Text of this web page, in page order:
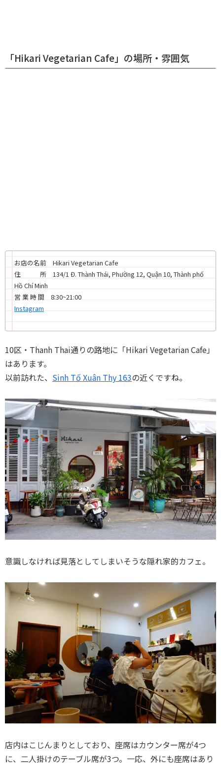
「Hikari Vegetarian Cafe」の場所・雰囲気
お店の名前 Hikari Vegetarian Cafe
住 所 134/1 Đ. Thành Thái, Phường 12, Quận 10, Thành phố
Hồ Chí Minh
営 業 時 間 8:30~21:00
Instagram
10区・Thanh Thai通りの路地に「Hikari Vegetarian Cafe」
はあります。
以前訪れた、 Sinh Tố Xuân Thy 163の近くですね。
意識しなければ見落としてしまいそうな隠れ家的カフェ。
店内はこじんまりとしており、座席はカウンター席が4つ
に、二人掛けのテーブル席が3つ。一応、外にも座席はあり